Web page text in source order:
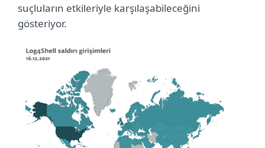
suçluların etkileriyle karşılaşabileceğini
gösteriyor.